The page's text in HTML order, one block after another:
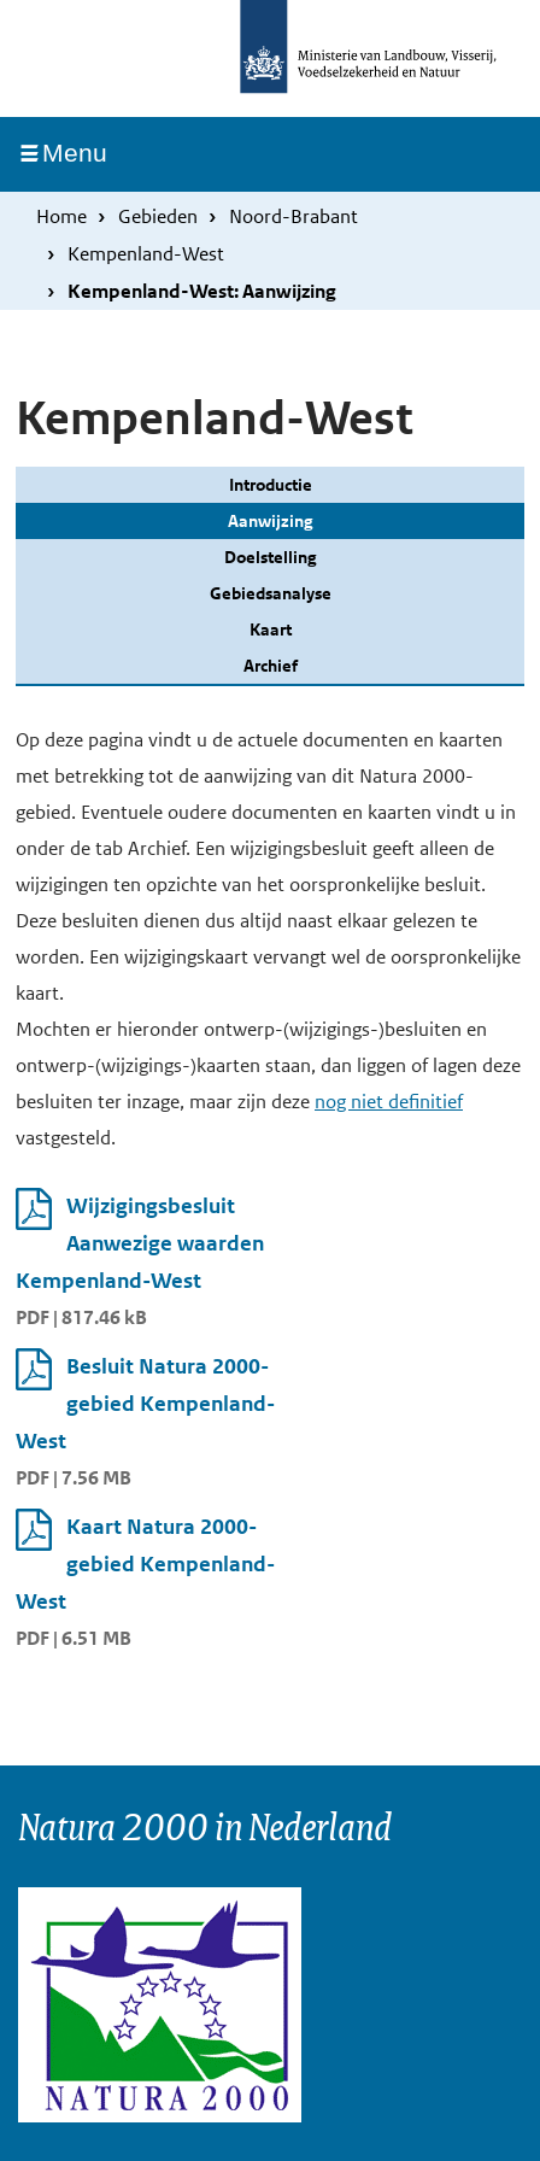
inhoud
gaan
MenuIngeklapt
Home Gebieden
Noord-Brabant
Kempenland-West
Kempenland-West: Aanwijzing
Kempenland-West
Introductie
Aanwijzing
Doelstelling
Gebiedsanalyse
Kaart
Archief
Op deze pagina vindt u de actuele documenten en kaarten
met betrekking tot de aanwijzing van dit Natura 2000-
gebied. Eventuele oudere documenten en kaarten vindt u in
onder de tab Archief. Een wijzigingsbesluit geeft alleen de
wijzigingen ten opzichte van het oorspronkelijke besluit.
Deze besluiten dienen dus altijd naast elkaar gelezen te
worden. Een wijzigingskaart vervangt wel de oorspronkelijke
kaart.
Mochten er hieronder ontwerp-(wijzigings-)besluiten en
ontwerp-(wijzigings-)kaarten staan, dan liggen of lagen deze
besluiten ter inzage, maar zijn deze nog niet definitief
vastgesteld.
Wijzigingsbesluit
Aanwezige waarden
Kempenland-West
PDF | 817.46 kB
Besluit Natura 2000-
gebied Kempenland-
West
PDF | 7.56 MB
Kaart Natura 2000-
gebied Kempenland-
West
PDF | 6.51 MB
Natura 2000 in Nederland